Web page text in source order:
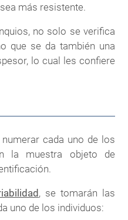
más resistente.
no solo se verifica
que se da también una
lo cual les confiere
cada uno de los
la muestra objeto de
, se tomarán las
uno de los individuos: